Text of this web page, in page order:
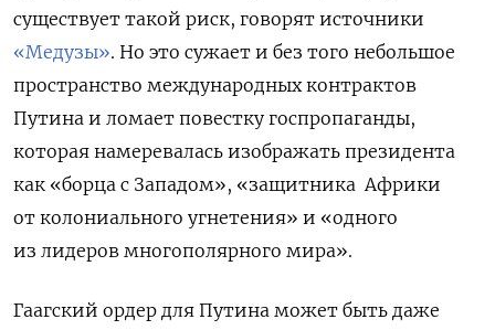
существует такой риск, говорят источники
«Медузы». Но это сужает и без того небольшое
пространство международных контрактов
Путина и ломает повестку госпропаганды,
которая намеревалась изображать президента
как «борца с Западом», «защитника Африки
от колониального угнетения» и «одного
из лидеров многополярного мира».
Гаагский ордер для Путина может быть даже